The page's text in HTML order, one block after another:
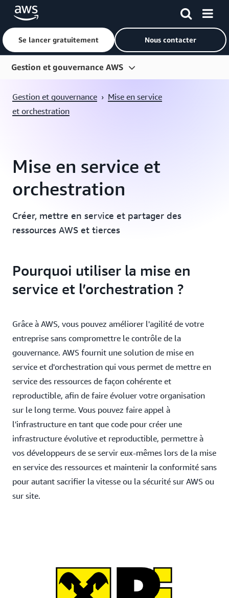
Passer au contenu principal
Se lancer gratuitement Nous contacter
Gestion et gouvernance AWS
Études de cas
Gestion et gouvernance › Mise en service
et orchestration
Mise en service et
orchestration
Créer, mettre en service et partager des
ressources AWS et tierces
Pourquoi utiliser la mise en
service et l’orchestration ?
Grâce à AWS, vous pouvez améliorer l'agilité de votre
entreprise sans compromettre le contrôle de la
gouvernance. AWS fournit une solution de mise en
service et d'orchestration qui vous permet de mettre en
service des ressources de façon cohérente et
reproductible, afin de faire évoluer votre organisation
sur le long terme. Vous pouvez faire appel à
l'infrastructure en tant que code pour créer une
infrastructure évolutive et reproductible, permettre à
vos développeurs de se servir eux-mêmes lors de la mise
en service des ressources et maintenir la conformité sans
pour autant sacrifier la vitesse ou la sécurité sur AWS ou
sur site.